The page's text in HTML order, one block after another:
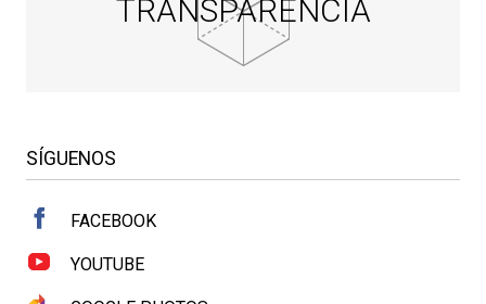
TRANSPARENCIA
SÍGUENOS
FACEBOOK
YOUTUBE